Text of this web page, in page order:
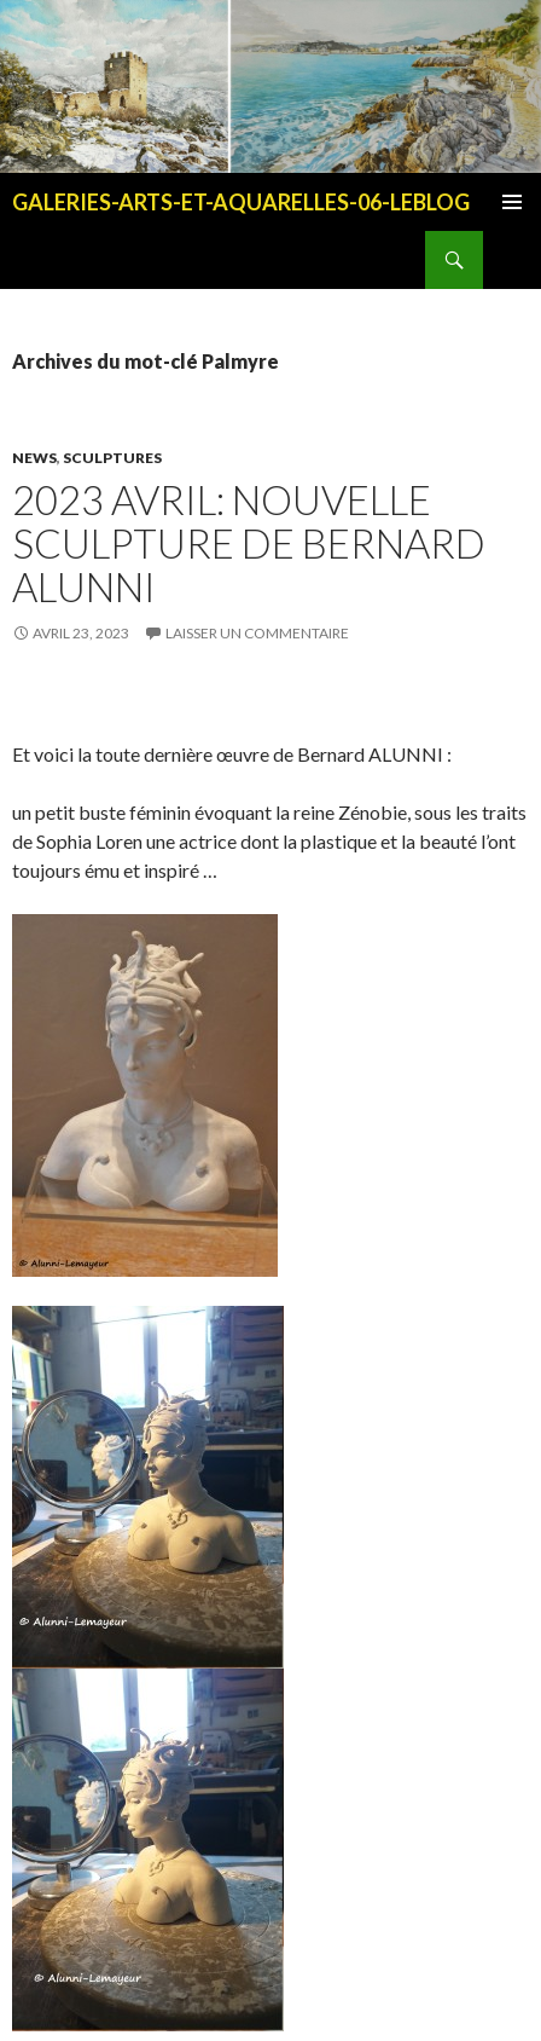
GALERIES-ARTS-ET-AQUARELLES-06-LEBLOG
Archives du mot-clé Palmyre
NEWS, SCULPTURES
2023 AVRIL: NOUVELLE
SCULPTURE DE BERNARD
ALUNNI
AVRIL 23, 2023 LAISSER UN COMMENTAIRE
Et voici la toute dernière œuvre de Bernard ALUNNI :
un petit buste féminin évoquant la reine Zénobie, sous les traits
de Sophia Loren une actrice dont la plastique et la beauté l’ont
toujours ému et inspiré …